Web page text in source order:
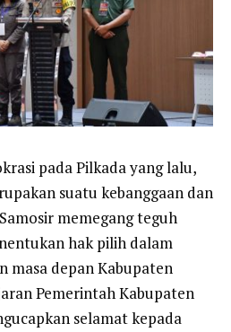
pada Pilkada yang lalu,
suatu kebanggaan dan
memegang teguh
hak pilih dalam
masa depan Kabupaten
Pemerintah Kabupaten
selamat kepada